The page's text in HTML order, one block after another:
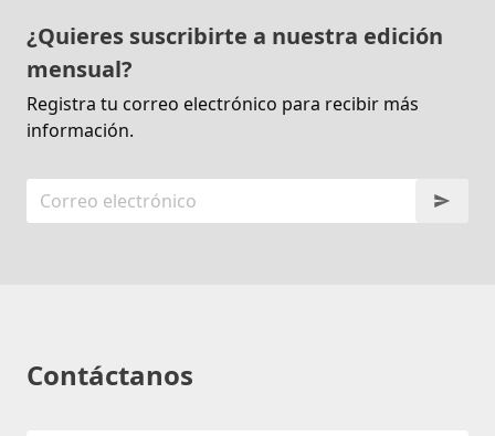
¿Quieres suscribirte a nuestra edición
mensual?
Registra tu correo electrónico para recibir más
información.
Contáctanos